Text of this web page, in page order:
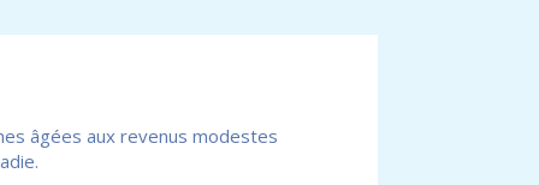
âgées aux revenus modestes